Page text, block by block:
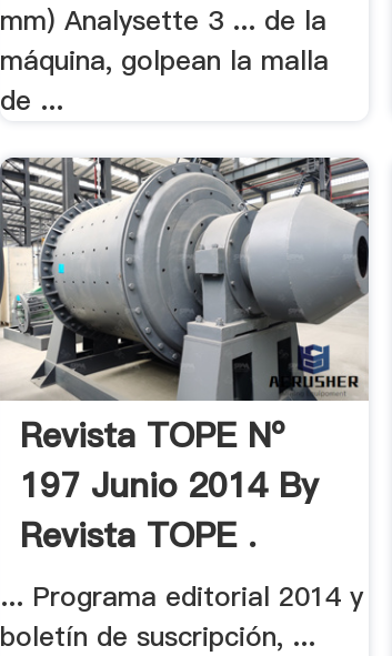
mm) Analysette 3 ... de la
máquina, golpean la malla
de ...
Revista TOPE Nº
197 Junio 2014 By
Revista TOPE .
... Programa editorial 2014 y
boletín de suscripción, ...